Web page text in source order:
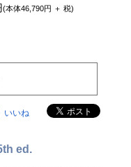
(本体46,790円 ＋ 税)
いいね
ed.